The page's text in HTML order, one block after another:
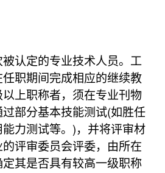
认定的专业技术人员。工
职期间完成相应的继续教
上职称者，须在专业刊物
过部分基本技能测试(如胜任
力测试等。)，并将评审材
评审委员会评委，由所在
其是否具有较高一级职称